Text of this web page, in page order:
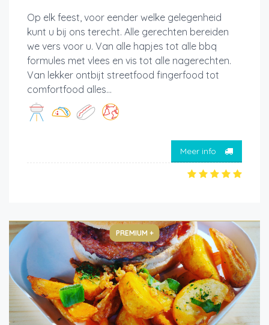
Op elk feest, voor eender welke gelegenheid
kunt u bij ons terecht. Alle gerechten bereiden
we vers voor u. Van alle hapjes tot alle bbq
formules met vlees en vis tot alle nagerechten.
Van lekker ontbijt streetfood fingerfood tot
comfortfood alles...
Meer info
PREMIUM +